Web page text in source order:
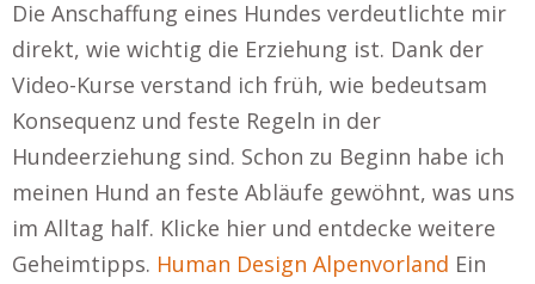
Die Anschaffung eines Hundes verdeutlichte mir
direkt, wie wichtig die Erziehung ist. Dank der
Video-Kurse verstand ich früh, wie bedeutsam
Konsequenz und feste Regeln in der
Hundeerziehung sind. Schon zu Beginn habe ich
meinen Hund an feste Abläufe gewöhnt, was uns
im Alltag half. Klicke hier und entdecke weitere
Geheimtipps. Human Design Alpenvorland Ein